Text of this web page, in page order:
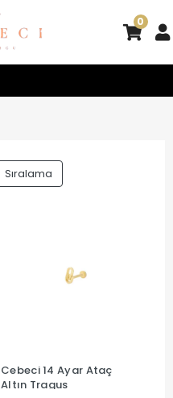
0
Sıralama
Cebeci 14 Ayar Ataç
Altın Tragus